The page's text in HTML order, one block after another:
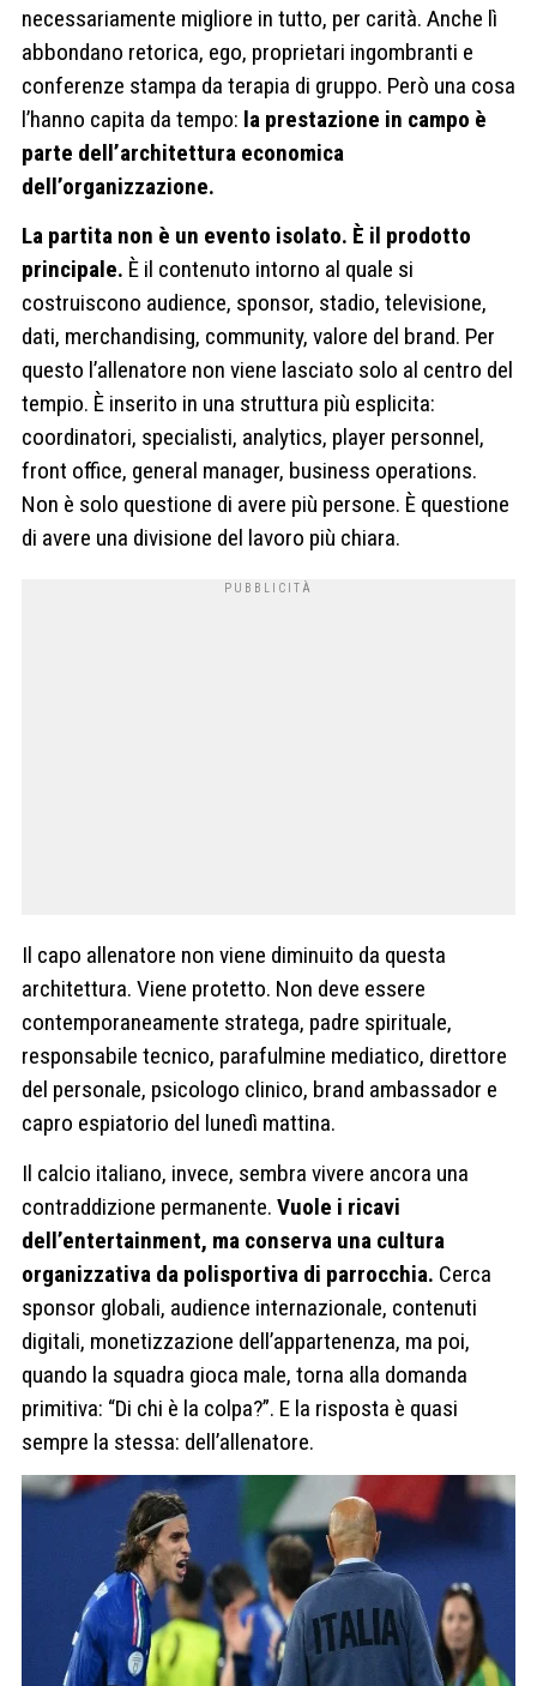
necessariamente migliore in tutto, per carità. Anche lì
abbondano retorica, ego, proprietari ingombranti e
conferenze stampa da terapia di gruppo. Però una cosa
l’hanno capita da tempo: la prestazione in campo è
parte dell’architettura economica
dell’organizzazione.
La partita non è un evento isolato. È il prodotto
principale. È il contenuto intorno al quale si
costruiscono audience, sponsor, stadio, televisione,
dati, merchandising, community, valore del brand. Per
questo l’allenatore non viene lasciato solo al centro del
tempio. È inserito in una struttura più esplicita:
coordinatori, specialisti, analytics, player personnel,
front office, general manager, business operations.
Non è solo questione di avere più persone. È questione
di avere una divisione del lavoro più chiara.
Il capo allenatore non viene diminuito da questa
architettura. Viene protetto. Non deve essere
contemporaneamente stratega, padre spirituale,
responsabile tecnico, parafulmine mediatico, direttore
del personale, psicologo clinico, brand ambassador e
capro espiatorio del lunedì mattina.
Il calcio italiano, invece, sembra vivere ancora una
contraddizione permanente. Vuole i ricavi
dell’entertainment, ma conserva una cultura
organizzativa da polisportiva di parrocchia. Cerca
sponsor globali, audience internazionale, contenuti
digitali, monetizzazione dell’appartenenza, ma poi,
quando la squadra gioca male, torna alla domanda
primitiva: “Di chi è la colpa?”. E la risposta è quasi
sempre la stessa: dell’allenatore.